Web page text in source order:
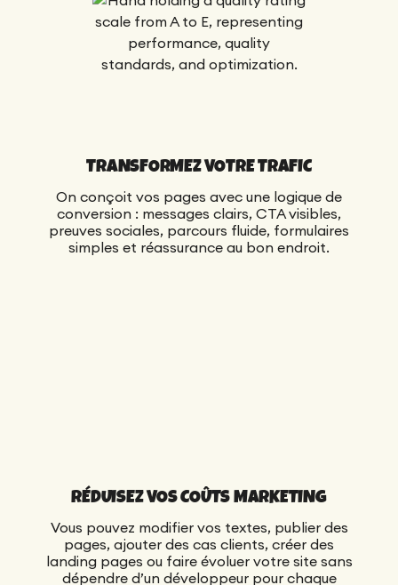
TRANSFORMEZ VOTRE TRAFIC
On conçoit vos pages avec une logique de
conversion : messages clairs, CTA visibles,
preuves sociales, parcours fluide, formulaires
simples et réassurance au bon endroit.
RÉDUISEZ VOS COÛTS MARKETING
Vous pouvez modifier vos textes, publier des
pages, ajouter des cas clients, créer des
landing pages ou faire évoluer votre site sans
dépendre d’un développeur pour chaque